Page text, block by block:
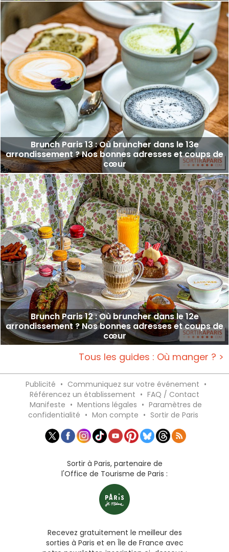
Brunch Paris 13 : Où bruncher dans le 13e
arrondissement ? Nos bonnes adresses et coups de
cœur
Brunch Paris 12 : Où bruncher dans le 12e
arrondissement ? Nos bonnes adresses et coups de
cœur
Tous les guides : Où manger ? >
Publicité • Communiquez sur votre événement •
Référencez un établissement • FAQ / Contact
Manifeste • Mentions légales • Paramètres de
confidentialité • Mon compte • Sortir de Paris
Sortir à Paris, partenaire de
l'Office de Tourisme de Paris :
Recevez gratuitement le meilleur des
sorties à Paris et en Île de France avec